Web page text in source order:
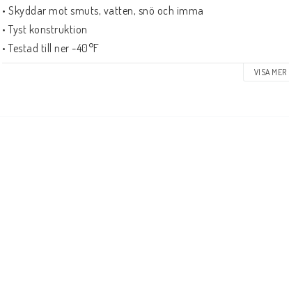
• Skyddar mot smuts, vatten, snö och imma
• Tyst konstruktion
• Testad till ner -40°F
• Passar både åt höger och vänster skyttar
VISA MER